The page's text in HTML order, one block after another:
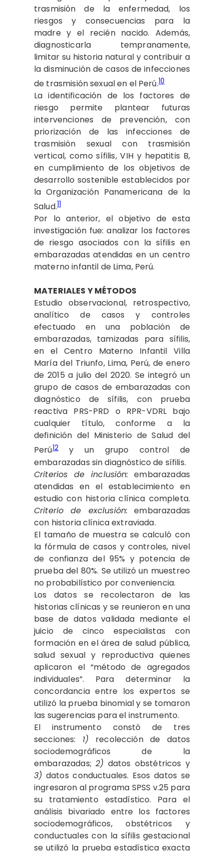
trasmisión de la enfermedad, los
riesgos y consecuencias para la
madre y el recién nacido. Además,
diagnosticarla tempranamente,
limitar su historia natural y contribuir a
la disminución de casos de infecciones
de trasmisión sexual en el Perú.10
La identificación de los factores de
riesgo permite plantear futuras
intervenciones de prevención, con
priorización de las infecciones de
trasmisión sexual con trasmisión
vertical, como sífilis, VIH y hepatitis B,
en cumplimiento de los objetivos de
desarrollo sostenible establecidos por
la Organización Panamericana de la
Salud.11
Por lo anterior, el objetivo de esta
investigación fue: analizar los factores
de riesgo asociados con la sífilis en
embarazadas atendidas en un centro
materno infantil de Lima, Perú.
MATERIALES Y MÉTODOS
Estudio observacional, retrospectivo,
analítico de casos y controles
efectuado en una población de
embarazadas, tamizadas para sífilis,
en el Centro Materno Infantil Villa
María del Triunfo, Lima, Perú, de enero
de 2015 a julio del 2020. Se integró un
grupo de casos de embarazadas con
diagnóstico de sífilis, con prueba
reactiva PRS-PRD o RPR-VDRL bajo
cualquier título, conforme a la
definición del Ministerio de Salud del
Perú12y un grupo control de
embarazadas sin diagnóstico de sífilis.
Criterios de inclusión: embarazadas
atendidas en el establecimiento en
estudio con historia clínica completa.
Criterio de exclusión: embarazadas
con historia clínica extraviada.
El tamaño de muestra se calculó con
la fórmula de casos y controles, nivel
de confianza del 95% y potencia de
prueba del 80%. Se utilizó un muestreo
no probabilístico por conveniencia.
Los datos se recolectaron de las
historias clínicas y se reunieron en una
base de datos validada mediante el
juicio de cinco especialistas con
formación en el área de salud pública,
salud sexual y reproductiva quienes
aplicaron el “método de agregados
individuales”. Para determinar la
concordancia entre los expertos se
utilizó la prueba binomial y se tomaron
las sugerencias para el instrumento.
El instrumento constó de tres
secciones: 1) recolección de datos
sociodemográficos de la
embarazadas;2) datos obstétricos y
3) datos conductuales. Esos datos se
ingresaron al programa SPSS v.25 para
su tratamiento estadístico. Para el
análisis bivariado entre los factores
sociodemográficos, obstétricos y
conductuales con la sífilis gestacional
se utilizó la prueba estadística exacta